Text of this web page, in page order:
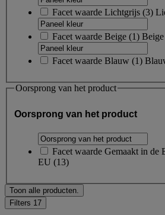
Facet waarde Lichtgrijs (3)
Facet waarde Beige (1) Beige
Facet waarde Blauw (1)
Oorsprong van het product
Oorsprong van het product
Facet waarde Gemaakt in de
EU (13)
Toon alle producten.
Filters 17